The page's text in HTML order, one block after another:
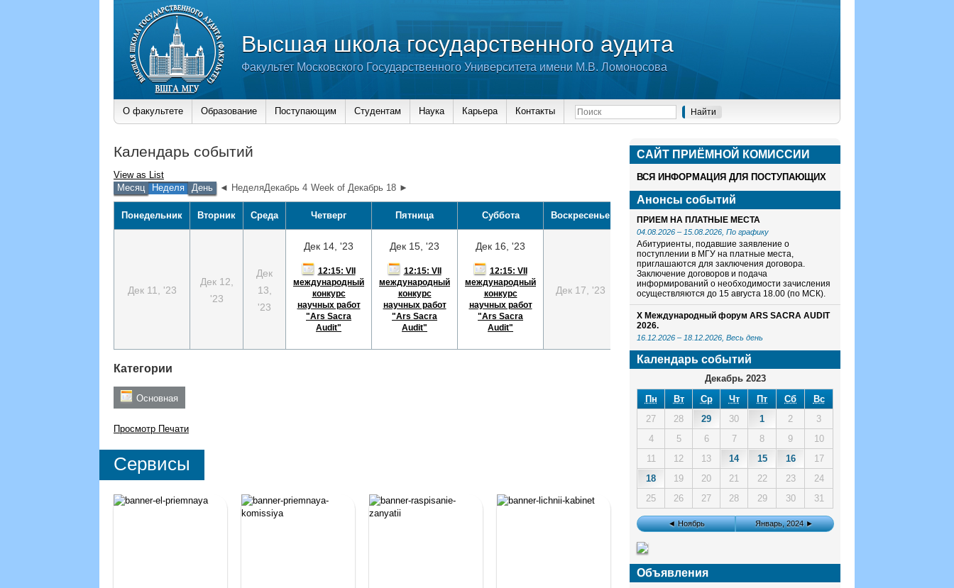
Высшая школа государственного аудита
Факультет Московского Государственного Университета имени М.В. Ломоносова
О факультете Образование Поступающим Студентам Наука Карьера Контакты
Календарь событий
View as List
Месяц
Неделя День ◄ НеделяДекабрь 4 Week of Декабрь 18 ►
Понедельник Вторник Среда Четверг Пятница Суббота Воскресенье
Дек 11, '23
Дек 12,
'23
Дек
13,
'23
Дек 14, '23
12:15: VII
международный
конкурс
научных работ
"Ars Sacra
Audit"
Дек 15, '23
12:15: VII
международный
конкурс
научных работ
"Ars Sacra
Audit"
Дек 16, '23
12:15: VII
международный
конкурс
научных работ
"Ars Sacra
Audit"
Дек 17, '23
Категории
Основная
Просмотр Печати
Сервисы
САЙТ ПРИЁМНОЙ КОМИСCИИ
ВСЯ ИНФОРМАЦИЯ ДЛЯ ПОСТУПАЮЩИХ
Анонсы событий
ПРИЕМ НА ПЛАТНЫЕ МЕСТА
04.08.2026 – 15.08.2026 , По графику
Абитуриенты, подавшие заявление о
поступлении в МГУ на платные места,
приглашаются для заключения договора.
Заключение договоров и подача
информирований о необходимости зачисления
осуществляются до 15 августа 18.00 (по МСК).
X Международный форум ARS SACRA AUDIT
2026.
16.12.2026 – 18.12.2026 , Весь день
Календарь событий
Декабрь 2023
Пн
Вт Ср Чт Пт Сб
Вс
27
28 29 30 1 2
3
4
5 6 7 8 9
10
11
12 13 14 15 16
17
18
19 20 21 22 23
24
25
26 27 28 29 30 31
◄ Ноябрь Январь, 2024 ►
Объявления